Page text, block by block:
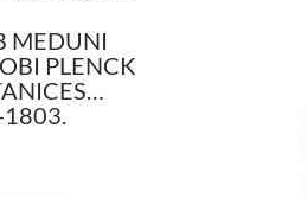
MEDUNI
PLENCK
1803.